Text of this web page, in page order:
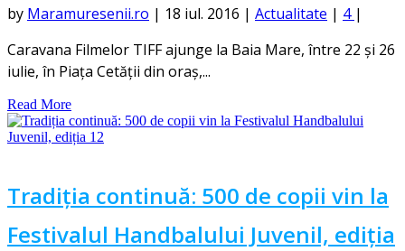
by Maramuresenii.ro | 18 iul. 2016 | Actualitate | 4 |
Caravana Filmelor TIFF ajunge la Baia Mare, între 22 și 26
iulie, în Piața Cetății din oraș,...
Read More
Tradiția continuă: 500 de copii vin la
Festivalul Handbalului Juvenil, ediția